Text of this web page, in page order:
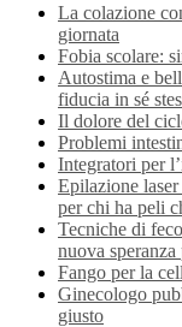
La colazione
giornata
Fobia scolare:
Autostima e
fiducia in sé
Il dolore del
Problemi
Integratori per
Epilazione
per chi ha peli
Tecniche di
nuova
Fango per la
Ginecologo
giusto